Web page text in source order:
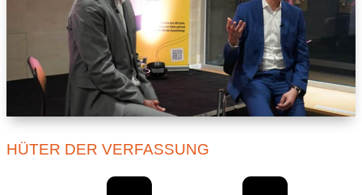
HÜTER DER VERFASSUNG